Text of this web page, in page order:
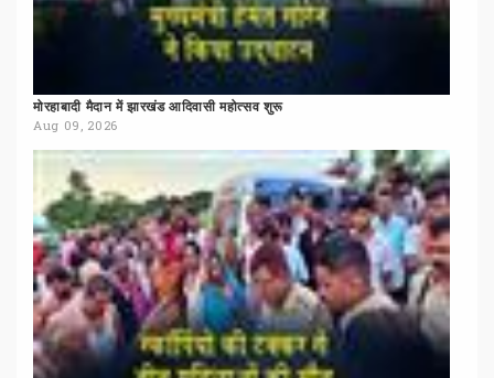
मोरहाबादी मैदान में झारखंड आदिवासी महोत्सव शुरू
Aug 09, 2026